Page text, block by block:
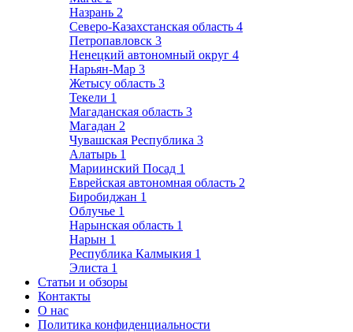
Назрань 2
Северо-Казахстанская область 4
Петропавловск 3
Ненецкий автономный округ 4
Нарьян-Мар 3
Жетысу область 3
Текели 1
Магаданская область 3
Магадан 2
Чувашская Республика 3
Алатырь 1
Мариинский Посад 1
Еврейская автономная область 2
Биробиджан 1
Облучье 1
Нарынская область 1
Нарын 1
Республика Калмыкия 1
Элиста 1
Статьи и обзоры
Контакты
О нас
Политика конфиденциальности